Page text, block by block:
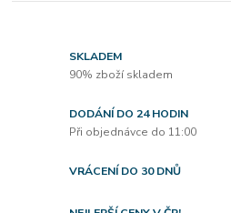
SKLADEM
90% zboží skladem
DODÁNÍ DO 24 HODIN
Při objednávce do 11:00
VRÁCENÍ DO 30 DNŮ